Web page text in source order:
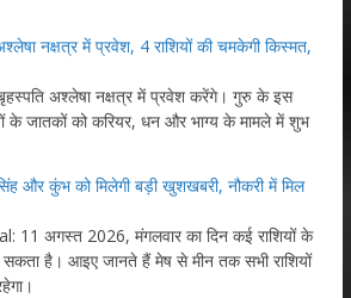
नक्षत्र में प्रवेश, 4 राशियों की चमकेगी किस्मत,
अश्लेषा नक्षत्र में प्रवेश करेंगे। गुरु के इस
के जातकों को करियर, धन और भाग्य के मामले में शुभ
और कुंभ को मिलेगी बड़ी खुशखबरी, नौकरी में मिल
11 अगस्त 2026, मंगलवार का दिन कई राशियों के
है। आइए जानते हैं मेष से मीन तक सभी राशियों